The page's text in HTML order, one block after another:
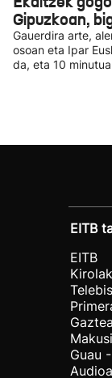
Gipuzkoan,
Gauerdira arte,
osoan eta Ipar
da, eta 10
EITB
EITB
Kirolak
Gaztea
Makusi
Guau
Audioa